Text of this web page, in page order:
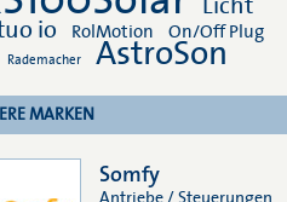
Licht
io
RolMotion
On/Off Plug
Rademacher AstroSon
MARKEN
Somfy